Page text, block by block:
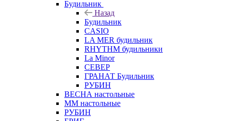
Будильник
Назад
Будильник
CASIO
LA MER будильник
RHYTHM будильники
La Minor
СЕВЕР
ГРАНАТ Будильник
РУБИН
ВЕСНА настольные
ММ настольные
РУБИН